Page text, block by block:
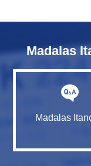
Madalas
Madalas